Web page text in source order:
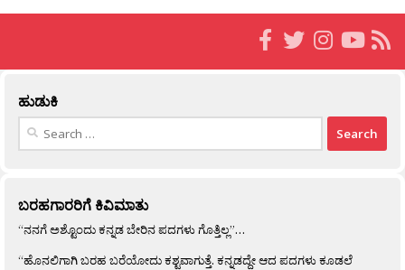
ಹುಡುಕಿ
Search
ಬರಹಗಾರರಿಗೆ ಕಿವಿಮಾತು
“ನನಗೆ ಅಶ್ಟೊಂದು ಕನ್ನಡ ಬೇರಿನ ಪದಗಳು ಗೊತ್ತಿಲ್ಲ”…
“ಹೊನಲಿಗಾಗಿ ಬರಹ ಬರೆಯೋದು ಕಶ್ಟವಾಗುತ್ತೆ. ಕನ್ನಡದ್ದೇ ಆದ ಪದಗಳು ಕೂಡಲೆ